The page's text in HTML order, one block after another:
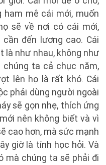
mê cái mới, muốn
sẽ về nơi có cái mới,
đến lương cao. Cái
là như nhau, không như
ta cả chục năm,
lên họ là rất khó. Cái
phải dùng người ngoài
sẽ gọn nhẹ, thích ứng
nên không biết và vì
cao hơn, mà sức mạnh
giờ là tính học hỏi. Và
mà chúng ta sẽ phải đi